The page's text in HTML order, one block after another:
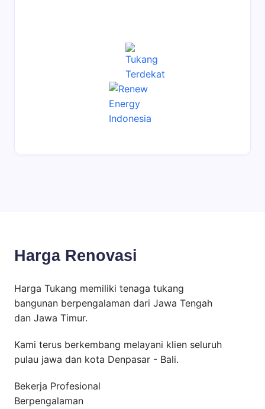
Harga Renovasi
Harga Tukang memiliki tenaga tukang
bangunan berpengalaman dari Jawa Tengah
dan Jawa Timur.
Kami terus berkembang melayani klien seluruh
pulau jawa dan kota Denpasar - Bali.
Bekerja Profesional
Berpengalaman